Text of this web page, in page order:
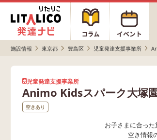
施設情報 東京都 豊島区 児童発達支援事業所
児童発達支援事業所
Animo Kidsスパーク大塚
空きあり
お子さまに合っ
空き情報